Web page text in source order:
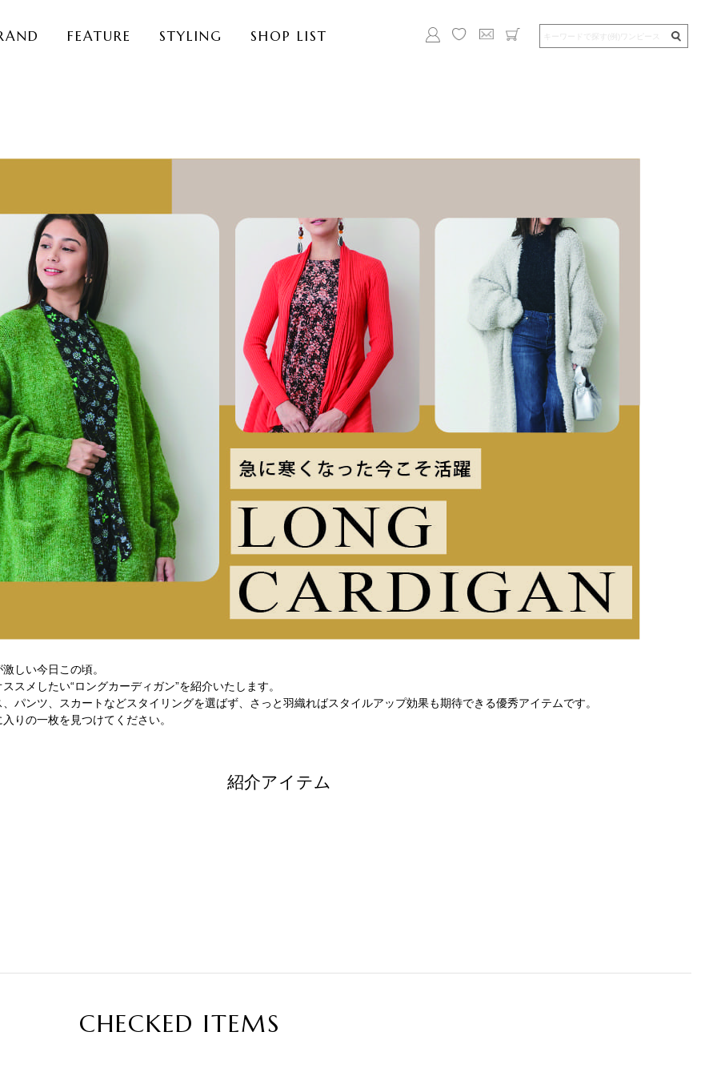
FEATURE STYLING SHOP LIST
しい今日この頃。
スメしたい“ロングカーディガン”を紹介いたします。
パンツ、スカートなどスタイリングを選ばず、さっと羽織ればスタイルアップ効果も期待できる優秀アイテムです。
りの一枚を見つけてください。
紹介アイテム
CHECKED ITEMS